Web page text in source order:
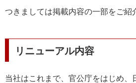
つきましては掲載内容の一部をご紹
リニューアル内容
当社はこれまで、官公庁をはじめ、